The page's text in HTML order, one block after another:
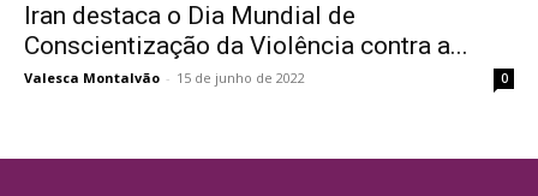
Iran destaca o Dia Mundial de
Conscientização da Violência contra a...
Valesca Montalvão - 15 de junho de 2022 0